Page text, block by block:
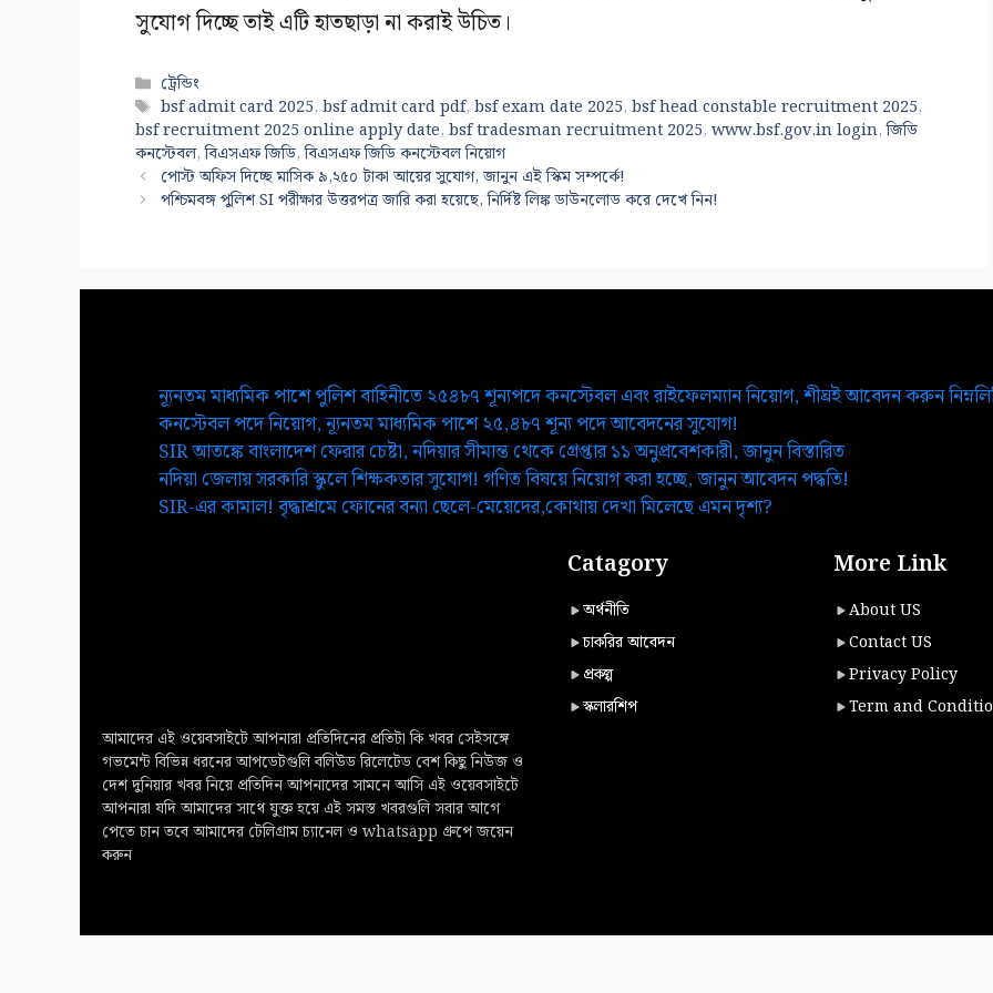
সুযোগ দিচ্ছে তাই এটি হাতছাড়া না করাই উচিত।
Categories
ট্রেন্ডিং
Tags
bsf admit card 2025,bsf admit card pdf,bsf exam date 2025,bsf head constable recruitment 2025,
bsf recruitment 2025 online apply date, bsf tradesman recruitment 2025, www.bsf.gov.in login,জিডি
কনস্টেবল,বিএসএফ জিডি,বিএসএফ জিডি কনস্টেবল নিয়োগ
পোস্ট অফিস দিচ্ছে মাসিক ৯,২৫০ টাকা আয়ের সুযোগ, জানুন এই স্কিম সম্পর্কে!
পশ্চিমবঙ্গ পুলিশ SI পরীক্ষার উত্তরপত্র জারি করা হয়েছে, নির্দিষ্ট লিঙ্ক ডাউনলোড করে দেখে নিন!
ন্যূনতম মাধ্যমিক পাশে পুলিশ বাহিনীতে ২৫৪৮৭ শূন্যপদে কনস্টেবল এবং রাইফেলম্যান নিয়োগ, শীঘ্রই আবেদন করুন
কনস্টেবল পদে নিয়োগ, ন্যূনতম মাধ্যমিক পাশে ২৫,৪৮৭ শূন্য পদে আবেদনের সুযোগ!
SIR আতঙ্কে বাংলাদেশ ফেরার চেষ্টা, নদিয়ার সীমান্ত থেকে গ্রেপ্তার ১১ অনুপ্রবেশকারী, জানুন বিস্তারিত
নদিয়া জেলায় সরকারি স্কুলে শিক্ষকতার সুযোগ! গণিত বিষয়ে নিয়োগ করা হচ্ছে, জানুন আবেদন পদ্ধতি!
SIR-এর কামাল! বৃদ্ধাশ্রমে ফোনের বন্যা ছেলে-মেয়েদের,কোথায় দেখা মিলেছে এমন দৃশ্য?
পেতে চান তবে আমাদের টেলিগ্রাম চ্যানেল ও whatsapp গ্রুপে জয়েন
করুন
Catagory
অর্থনীতি
চাকরির আবেদন
প্রকল্প
স্কলারশিপ
More Link
About US
Contact US
Privacy Policy
Term and